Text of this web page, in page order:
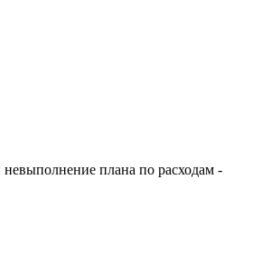
плана по расходам -